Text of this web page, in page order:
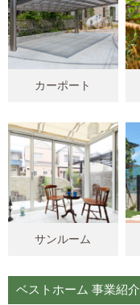
カーポート
サンルーム
ベストホーム 事業紹介